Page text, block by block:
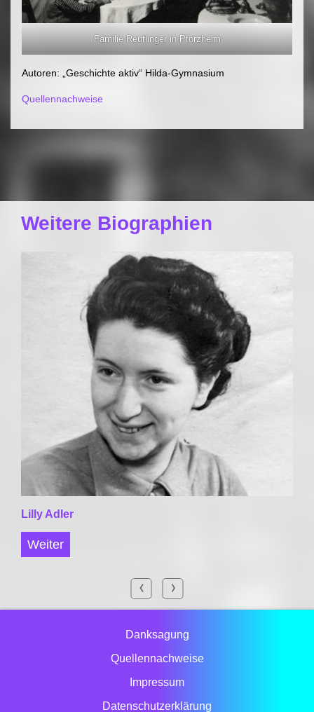
Familie Reutlinger in Pforzheim
Autoren: „Geschichte aktiv“ Hilda-Gymnasium
Quellennachweise
Weitere Biographien
Lilly Adler
Weiter
Danksagung
Quellennachweise
Impressum
Datenschutzerklärung